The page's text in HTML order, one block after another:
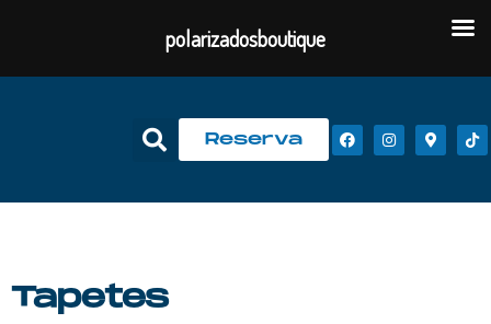
Reserva
Tapetes
polarizadosboutique